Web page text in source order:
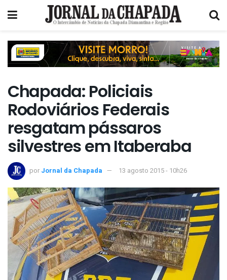
Chapada: Policiais
Rodoviários Federais
resgatam pássaros
silvestres em Itaberaba
por Jornal da Chapada 13 agosto 2015 - 10h26